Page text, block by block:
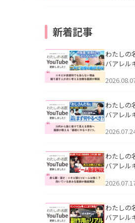
新着記事
わたしの
バアレル
らない理
説」を公
わたしの
バアレル
える男性
公開いた
わたしの
バアレル
跡にVビ
説」を公
わたしの
バアレル